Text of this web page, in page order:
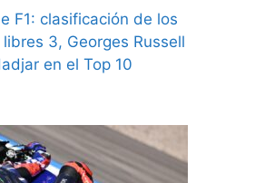
F1: clasificación de los
3, Georges Russell
en el Top 10